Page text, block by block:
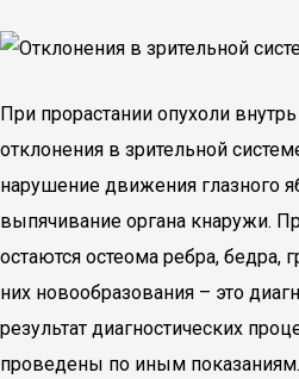
При прорастании опухоли
отклонения в зрительной
нарушение движения глазного
выпячивание органа кнаружи.
остаются остеома ребра, бедра,
них новообразования – это
результат диагностических
проведены по иным показаниям.